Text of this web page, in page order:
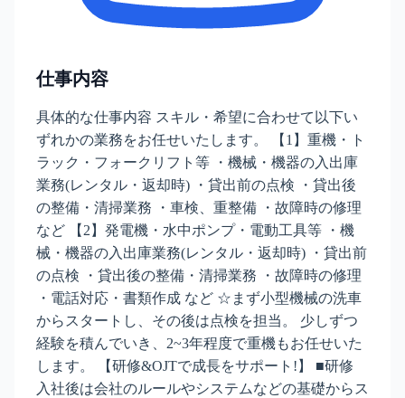
仕事内容
具体的な仕事内容 スキル・希望に合わせて以下い
ずれかの業務をお任せいたします。 【1】重機・ト
ラック・フォークリフト等 ・機械・機器の入出庫
業務(レンタル・返却時) ・貸出前の点検 ・貸出後
の整備・清掃業務 ・車検、重整備 ・故障時の修理
など 【2】発電機・水中ポンプ・電動工具等 ・機
械・機器の入出庫業務(レンタル・返却時) ・貸出前
の点検 ・貸出後の整備・清掃業務 ・故障時の修理
・電話対応・書類作成 など ☆まず小型機械の洗車
からスタートし、その後は点検を担当。 少しずつ
経験を積んでいき、2~3年程度で重機もお任せいた
します。 【研修&OJTで成長をサポート!】 ■研修
入社後は会社のルールやシステムなどの基礎からス